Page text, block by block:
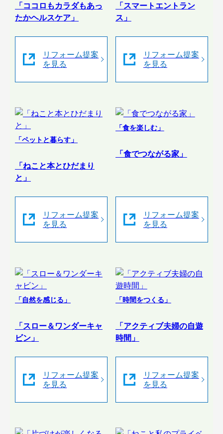
「ココロもカラダもあっ
たかヘルスケア」
リフォーム提案
を見る
「スマートエントラン
ス」
リフォーム提案
を見る
「ペットと暮らす」
「ねこと本とひだまり
と」
リフォーム提案
を見る
「食を楽しむ」
「食でつながる家」
リフォーム提案
を見る
「自然を感じる」
「スロー＆ワンダーキャ
ビン」
リフォーム提案
を見る
「時間をつくる」
「アクティブ夫婦の自遊
時間」
リフォーム提案
を見る